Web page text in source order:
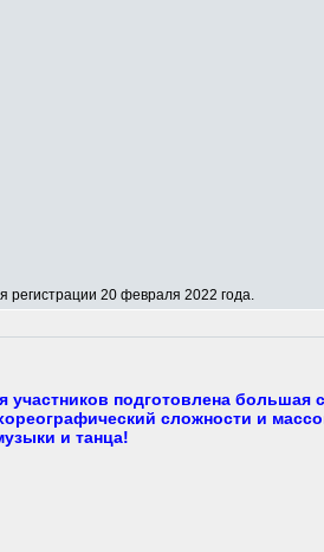
20 февраля 2022 года.
подготовлена большая
сложности и
и танца!